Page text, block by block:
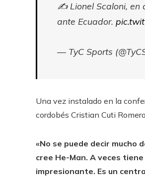
✍️ Lionel Scaloni, en
ante Ecuador.
— TyC Sports
Una vez instalado en la
cordobés Cristian Cuti
«No se puede decir mucho
cree He-Man. A veces
impresionante. Es un